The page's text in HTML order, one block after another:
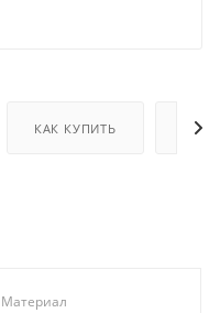
КАК КУПИТЬ
Материал